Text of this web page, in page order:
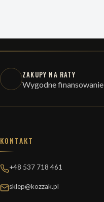
ZAKUPY NA RATY
Wygodne finansowanie
KONTAKT
+48 537 718 461
sklep@kozzak.pl